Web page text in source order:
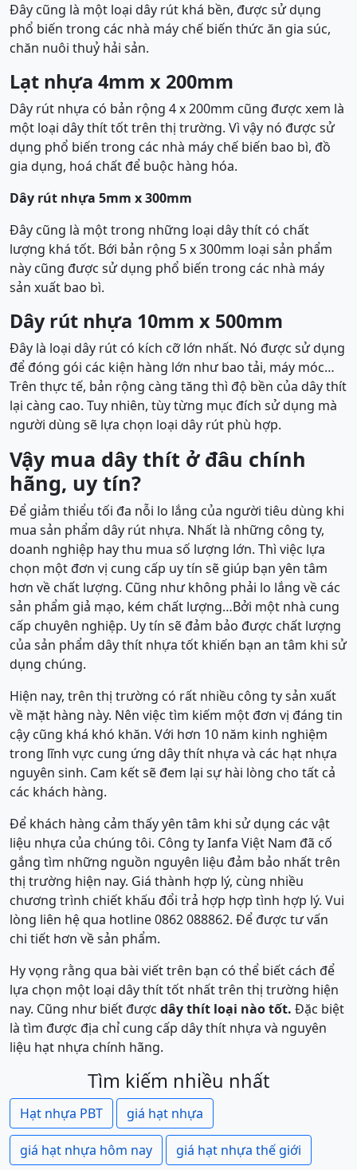
Đây cũng là một loại dây rút khá bền, được sử dụng
phổ biến trong các nhà máy chế biến thức ăn gia súc,
chăn nuôi thuỷ hải sản.
Lạt nhựa 4mm x 200mm
Dây rút nhựa có bản rộng 4 x 200mm cũng được xem là
một loại dây thít tốt trên thị trường. Vì vậy nó được sử
dụng phổ biến trong các nhà máy chế biến bao bì, đồ
gia dụng, hoá chất để buộc hàng hóa.
Dây rút nhựa 5mm x 300mm
Đây cũng là một trong những loại dây thít có chất
lượng khá tốt. Bới bản rộng 5 x 300mm loại sản phẩm
này cũng được sử dụng phổ biến trong các nhà máy
sản xuất bao bì.
Dây rút nhựa 10mm x 500mm
Đây là loại dây rút có kích cỡ lớn nhất. Nó được sử dụng
để đóng gói các kiện hàng lớn như bao tải, máy móc…
Trên thực tế, bản rộng càng tăng thì độ bền của dây thít
lại càng cao. Tuy nhiên, tùy từng mục đích sử dụng mà
người dùng sẽ lựa chọn loại dây rút phù hợp.
Vậy mua dây thít ở đâu chính
hãng, uy tín?
Để giảm thiểu tối đa nỗi lo lắng của người tiêu dùng khi
mua sản phẩm dây rút nhựa. Nhất là những công ty,
doanh nghiệp hay thu mua số lượng lớn. Thì việc lựa
chọn một đơn vị cung cấp uy tín sẽ giúp bạn yên tâm
hơn về chất lượng. Cũng như không phải lo lắng về các
sản phẩm giả mạo, kém chất lượng…Bởi một nhà cung
cấp chuyên nghiệp. Uy tín sẽ đảm bảo được chất lượng
của sản phẩm dây thít nhựa tốt khiến bạn an tâm khi sử
dụng chúng.
Hiện nay, trên thị trường có rất nhiều công ty sản xuất
về mặt hàng này. Nên việc tìm kiếm một đơn vị đáng tin
cậy cũng khá khó khăn. Với hơn 10 năm kinh nghiệm
trong lĩnh vực cung ứng dây thít nhựa và các hạt nhựa
nguyên sinh. Cam kết sẽ đem lại sự hài lòng cho tất cả
các khách hàng.
Để khách hàng cảm thấy yên tâm khi sử dụng các vật
liệu nhựa của chúng tôi. Công ty Ianfa Việt Nam đã cố
gắng tìm những nguồn nguyên liệu đảm bảo nhất trên
thị trường hiện nay. Giá thành hợp lý, cùng nhiều
chương trình chiết khấu đổi trả hợp hợp tình hợp lý. Vui
lòng liên hệ qua hotline 0862 088862. Để được tư vấn
chi tiết hơn về sản phẩm.
Hy vọng rằng qua bài viết trên bạn có thể biết cách để
lựa chọn một loại dây thít tốt nhất trên thị trường hiện
nay. Cũng như biết được dây thít loại nào tốt. Đặc biệt
là tìm được địa chỉ cung cấp dây thít nhựa và nguyên
liệu hạt nhựa chính hãng.
Tìm kiếm nhiều nhất
Hạt nhựa PBT giá hạt nhựa
giá hạt nhựa hôm nay giá hạt nhựa thế giới